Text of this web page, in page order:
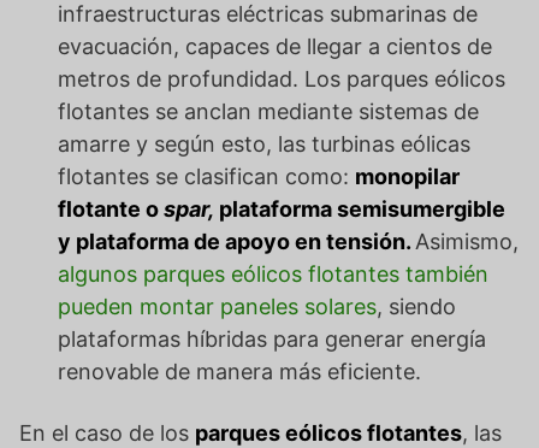
infraestructuras eléctricas submarinas de
evacuación, capaces de llegar a cientos de
metros de profundidad. Los parques eólicos
flotantes se anclan mediante sistemas de
amarre y según esto, las turbinas eólicas
flotantes se clasifican como: monopilar
flotante ospar, plataforma semisumergible
y plataforma de apoyo en tensión.Asimismo,
algunos parques eólicos flotantes también
pueden montar paneles solares, siendo
plataformas híbridas para generar energía
renovable de manera más eficiente.
En el caso de los parques eólicos flotantes, las